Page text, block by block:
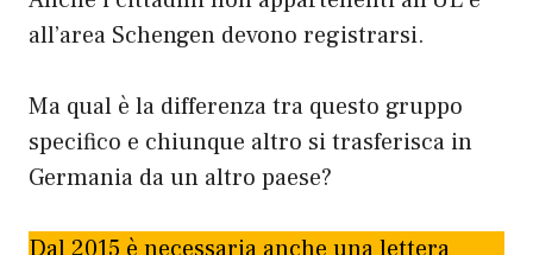
all’area Schengen devono registrarsi.
Ma qual è la differenza tra questo gruppo
specifico e chiunque altro si trasferisca in
Germania da un altro paese?